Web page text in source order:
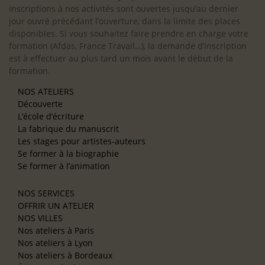
inscriptions à nos activités sont ouvertes jusqu’au dernier
jour ouvré précédant l’ouverture, dans la limite des places
disponibles. Si vous souhaitez faire prendre en charge votre
formation (Afdas, France Travail…), la demande d’inscription
est à effectuer au plus tard un mois avant le début de la
formation.
NOS ATELIERS
Découverte
L’école d’écriture
La fabrique du manuscrit
Les stages pour artistes-auteurs
Se former à la biographie
Se former à l’animation
NOS SERVICES
OFFRIR UN ATELIER
NOS VILLES
Nos ateliers à Paris
Nos ateliers à Lyon
Nos ateliers à Bordeaux